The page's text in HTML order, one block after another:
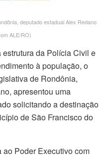
deputado estadual Alex Redano
ALE/RO)
da Polícia Civil e
à população, o
de Rondônia,
apresentou uma
solicitando a destinação
de São Francisco do
Poder Executivo com